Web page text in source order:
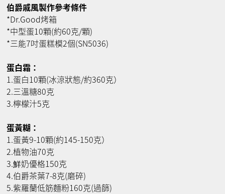
伯爵戚風製作參考條件
*Dr.Good烤箱
*中型蛋10顆(約60克/顆)
*三能7吋蛋糕模2個(SN5036)
蛋白霜：
1.蛋白10顆(冰涼狀態/約360克）
2.三溫糖80克
3.檸檬汁5克
蛋黃糊：
1.蛋黃9-10顆(約145-150克）
2.植物油70克
3.鮮奶優格150克
4.伯爵茶葉7-8克(磨碎)
5.紫羅蘭低筋麵粉160克(過篩)